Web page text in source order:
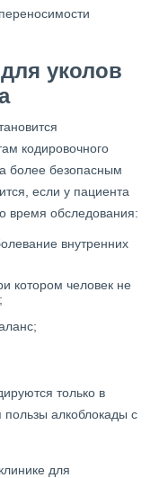
уколов
кодировочного
более безопасным
если у пациента
время обследования:
внутренних
котором человек не
только в
пользы алкоблокады с
для